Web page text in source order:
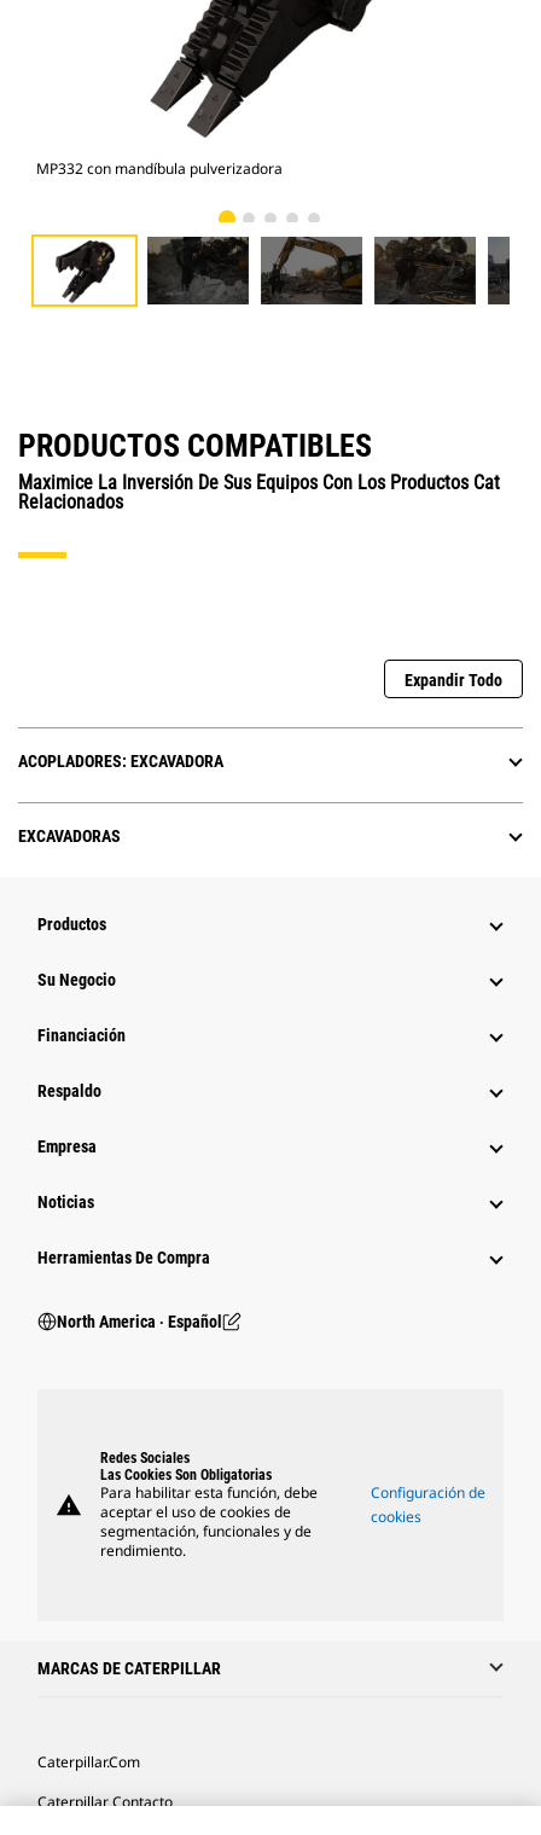
MP332 con mandíbula pulverizadora
PRODUCTOS COMPATIBLES
Maximice La Inversión De Sus Equipos Con Los Productos Cat
Relacionados
Expandir Todo
ACOPLADORES: EXCAVADORA
EXCAVADORAS
Productos
Su Negocio
Financiación
Respaldo
Empresa
Noticias
Herramientas De Compra
North America ‧ Español
warning
Redes Sociales
Las Cookies Son Obligatorias
Para habilitar esta función, debe
aceptar el uso de cookies de
segmentación, funcionales y de
rendimiento.
Configuración de
cookies
MARCAS DE CATERPILLAR
Caterpillar.com
Caterpillar Contacto